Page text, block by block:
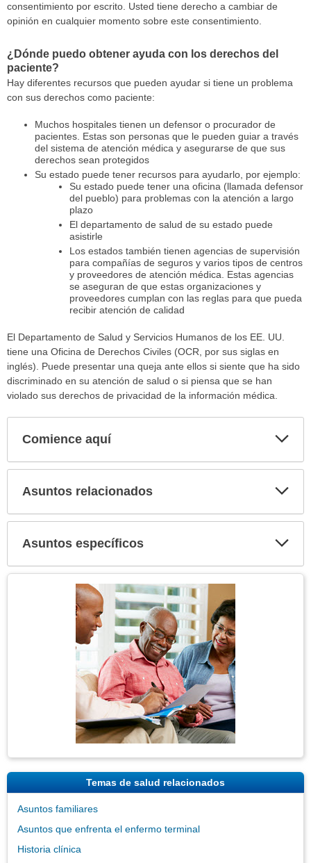
consentimiento por escrito. Usted tiene derecho a cambiar de
opinión en cualquier momento sobre este consentimiento.
¿Dónde puedo obtener ayuda con los derechos del
paciente?
Hay diferentes recursos que pueden ayudar si tiene un problema
con sus derechos como paciente:
Muchos hospitales tienen un defensor o procurador de
pacientes. Estas son personas que le pueden guiar a través
del sistema de atención médica y asegurarse de que sus
derechos sean protegidos
Su estado puede tener recursos para ayudarlo, por ejemplo:
Su estado puede tener una oficina (llamada defensor
del pueblo) para problemas con la atención a largo
plazo
El departamento de salud de su estado puede
asistirle
Los estados también tienen agencias de supervisión
para compañías de seguros y varios tipos de centros
y proveedores de atención médica. Estas agencias
se aseguran de que estas organizaciones y
proveedores cumplan con las reglas para que pueda
recibir atención de calidad
El Departamento de Salud y Servicios Humanos de los EE. UU.
tiene una Oficina de Derechos Civiles (OCR, por sus siglas en
inglés). Puede presentar una queja ante ellos si siente que ha sido
discriminado en su atención de salud o si piensa que se han
violado sus derechos de privacidad de la información médica.
Comience aquí
Asuntos relacionados
Asuntos específicos
Temas de salud relacionados
Asuntos familiares
Asuntos que enfrenta el enfermo terminal
Historia clínica